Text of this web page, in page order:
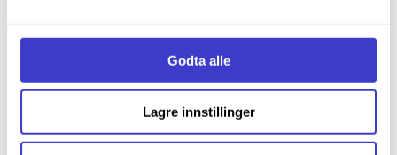
Godta alle
Lagre innstillinger
Hovedsikkerhetsvakten og toglederen eller
togekspeditøren skal kontrollere at kunngjøringen har
samme innhold som i FIDO. Ved eventuelle avvik, skal
oppdatering.
Hovedsikkerhetsvakten skal bekrefte mottak av